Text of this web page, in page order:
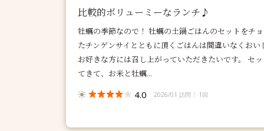
比較的ボリューミーなランチ♪
牡蠣の季節なので！ 牡蠣の土鍋ごはんのセットをチ
たチンゲンサイとともに頂くごはんは間違いなくお
お好きな方には召し上がっていただきたいです。 セ
てきて、お米と牡蠣...
4.0 2026/01 訪問 1回